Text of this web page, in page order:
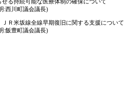
せる持続可能な医療体制の確保について
:西川町議会議長)
ＪＲ米坂線全線早期復旧に関する支援について
:飯豊町議会議長)